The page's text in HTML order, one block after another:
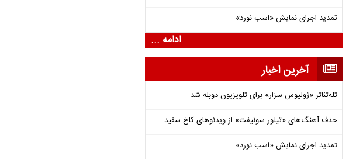
تمدید اجرای نمایش «اسب نورد»
ادامه ...
آخرین اخبار
تله‌تئاتر «ژولیوس سزار» برای تلویزیون دوبله شد
حذف آهنگ‌های «تیلور سوئیفت» از ویدئوهای کاخ سفید
تمدید اجرای نمایش «اسب نورد»